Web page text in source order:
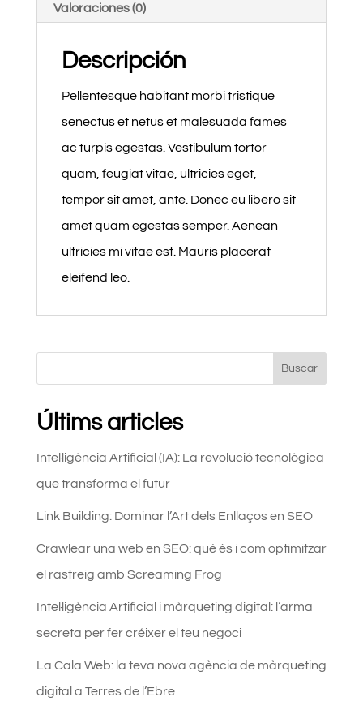
Valoraciones (0)
Descripción
Pellentesque habitant morbi tristique
senectus et netus et malesuada fames
ac turpis egestas. Vestibulum tortor
quam, feugiat vitae, ultricies eget,
tempor sit amet, ante. Donec eu libero sit
amet quam egestas semper. Aenean
ultricies mi vitae est. Mauris placerat
eleifend leo.
Buscar
Últims articles
Intel·ligència Artificial (IA): La revolució tecnològica
que transforma el futur
Link Building: Dominar l’Art dels Enllaços en SEO
Crawlear una web en SEO: què és i com optimitzar
el rastreig amb Screaming Frog
Intel·ligència Artificial i màrqueting digital: l’arma
secreta per fer créixer el teu negoci
La Cala Web: la teva nova agència de màrqueting
digital a Terres de l’Ebre